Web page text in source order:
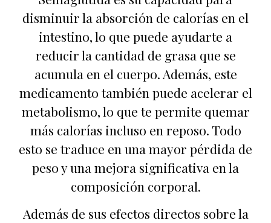
disminuir la absorción de calorías en el
intestino, lo que puede ayudarte a
reducir la cantidad de grasa que se
acumula en el cuerpo. Además, este
medicamento también puede acelerar el
metabolismo, lo que te permite quemar
más calorías incluso en reposo. Todo
esto se traduce en una mayor pérdida de
peso y una mejora significativa en la
composición corporal.
Además de sus efectos directos sobre la